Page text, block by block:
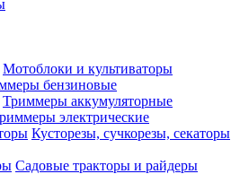
Мотоблоки и культиваторы
бензиновые
Триммеры аккумуляторные
электрические
Кусторезы, сучкорезы, секаторы
Садовые тракторы и райдеры